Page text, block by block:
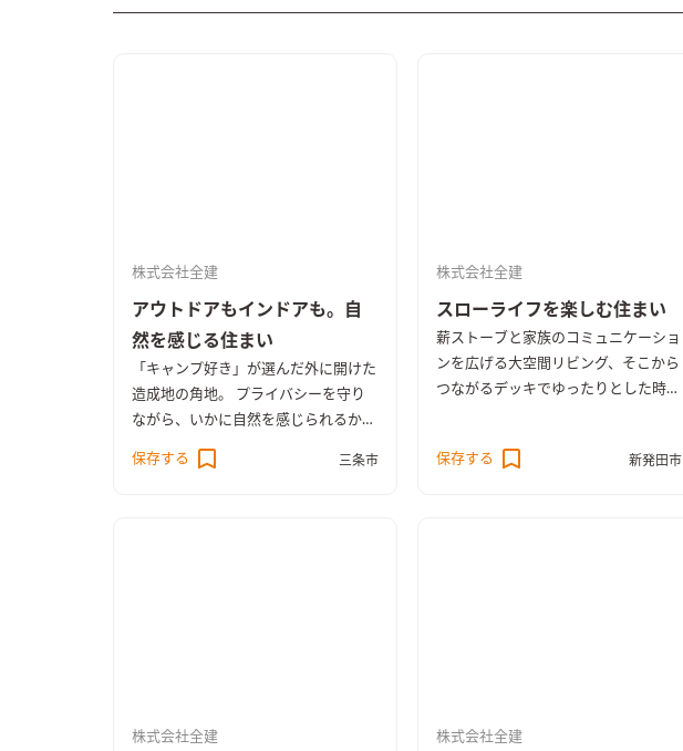
株式会社全建
アウトドアもインドアも。自
然を感じる住まい
「キャンプ好き」が選んだ外に開けた
造成地の角地。 プライバシーを守り
ながら、いかに自然を感じられるかが
課題に。 中庭テラスに面する掃出し
窓を２面配置して、室内にたっぷり採
保存する 三条市
株式会社全建
スローライフを楽しむ住まい
薪ストーブと家族のコミュニケーショ
ンを広げる大空間リビング、そこから
つながるデッキでゆったりとした時間
保存する
新発田市
株式会社全建 株式会社全建